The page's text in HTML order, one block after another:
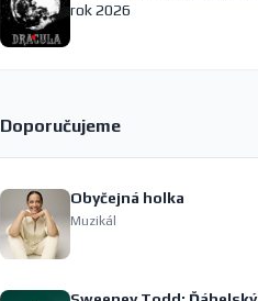
rok 2026
Doporučujeme
Obyčejná holka
Muzikál